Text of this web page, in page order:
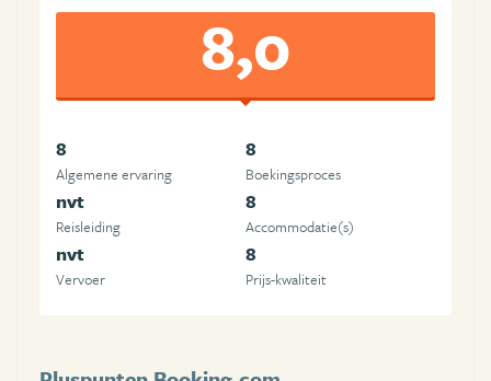
8,0
8
Algemene ervaring
8
Boekingsproces
nvt
Reisleiding
8
Accommodatie(s)
nvt
Vervoer
8
Prijs-kwaliteit